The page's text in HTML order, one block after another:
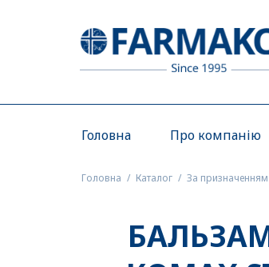
Головна Про компанію
Головна Каталог За призначенням